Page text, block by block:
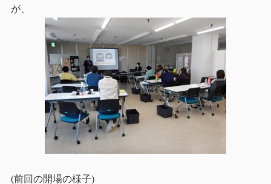
が、
(前回の開場の様子)